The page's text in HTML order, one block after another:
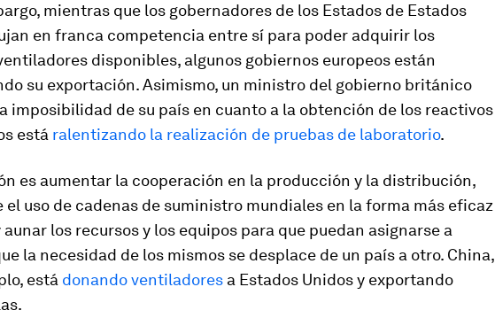
mientras que los gobernadores de los Estados de Estados
en franca competencia entre sí para poder adquirir los
disponibles, algunos gobiernos europeos están
su exportación. Asimismo, un ministro del gobierno británico
imposibilidad de su país en cuanto a la obtención de los reactivos
está ralentizando la realización de pruebas de laboratorio.
es aumentar la cooperación en la producción y la distribución,
el uso de cadenas de suministro mundiales en la forma más eficaz
aunar los recursos y los equipos para que puedan asignarse a
la necesidad de los mismos se desplace de un país a otro. China,
está donando ventiladores a Estados Unidos y exportando